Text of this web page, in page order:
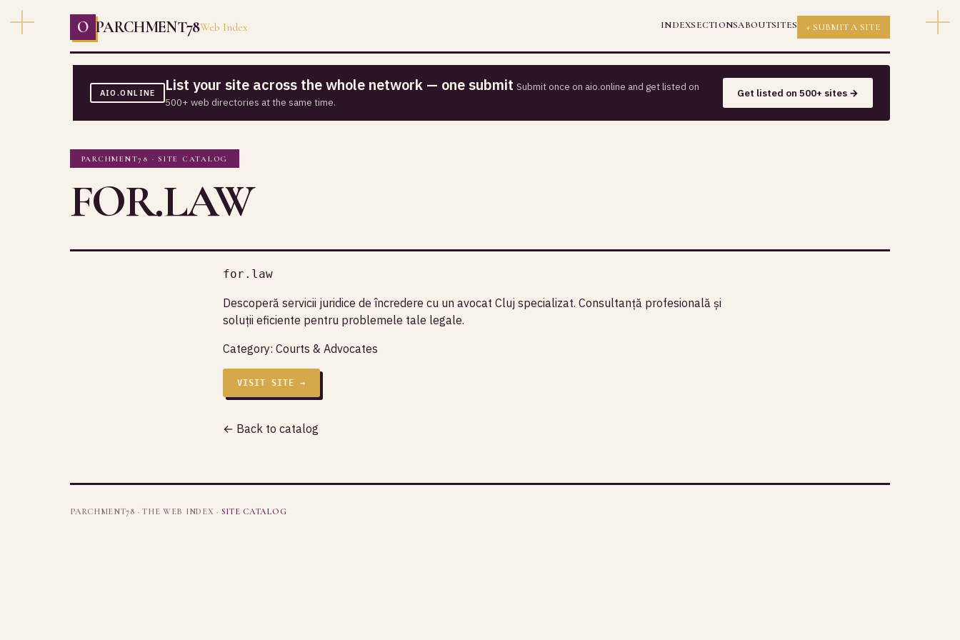
O PARCHMENT78Web Index INDEXSECTIONSABOUTSITES + SUBMIT A SITE
AIO.ONLINE List your site across the whole network — one submit Submit once on aio.online and get listed on
500+ web directories at the same time.
Get listed on 500+ sites →
PARCHMENT78 · SITE CATALOG
FOR.LAW
for.law
Descoperă servicii juridice de încredere cu un avocat Cluj specializat. Consultanță profesională și
soluții eficiente pentru problemele tale legale.
Category: Courts & Advocates
VISIT SITE →
← Back to catalog
PARCHMENT78 · THE WEB INDEX · SITE CATALOG